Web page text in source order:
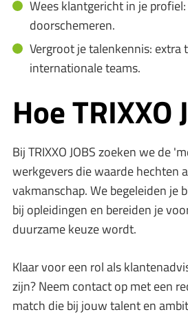
Wees klantgericht in je
doorschemeren.
Vergroot je talenkennis: extra
internationale teams.
Hoe
Bij TRIXXO JOBS zoeken we de
werkgevers die waarde hechten
vakmanschap. We begeleiden
bij opleidingen en bereiden je
duurzame keuze wordt.
Klaar voor een rol als
zijn? Neem contact op met een
match die bij jouw talent en